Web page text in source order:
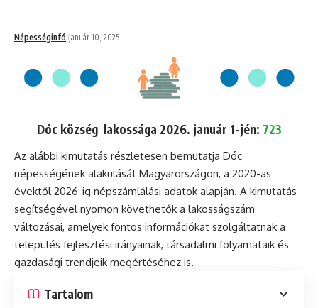
Népességinfó január 10, 2025
Dóc község lakossága 2026. január 1-jén: 723
Az alábbi kimutatás részletesen bemutatja Dóc
népességének alakulását Magyarországon, a 2020-as
évektől 2026-ig népszámlálási adatok alapján. A kimutatás
segítségével nyomon követhetők a lakosságszám
változásai, amelyek fontos információkat szolgáltatnak a
település fejlesztési irányainak, társadalmi folyamataik és
gazdasági trendjeik megértéséhez is.
Tartalom